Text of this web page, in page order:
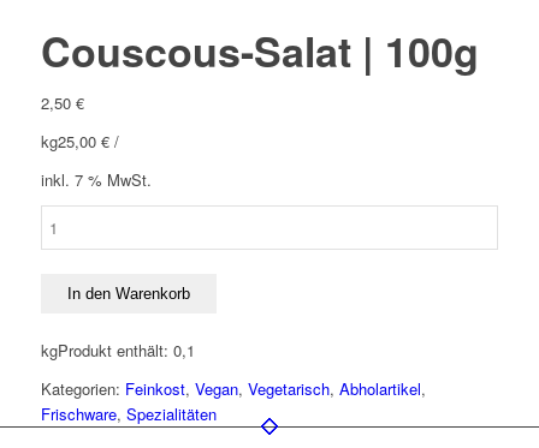
Couscous-Salat | 100g
2,50 €
25,00 €/
kg
inkl. 7 % MwSt.
100gIn den Warenkorb
Produkt enthält: 0,1
kg
Kategorien: Feinkost, Vegan, Vegetarisch, Abholartikel,
Frischware, Spezialitäten